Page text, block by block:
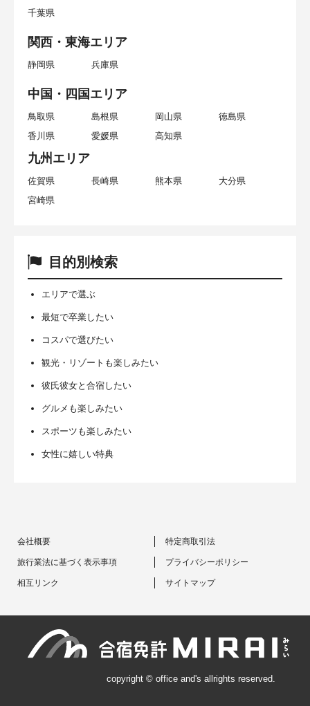
千葉県
関西・東海エリア
静岡県 兵庫県
中国・四国エリア
鳥取県 島根県 岡山県
徳島県
香川県
愛媛県 高知県
九州エリア
佐賀県 長崎県 熊本県
大分県
宮崎県
目的別検索
エリアで選ぶ
最短で卒業したい
コスパで選びたい
観光・リゾートも楽しみたい
彼氏彼女と合宿したい
グルメも楽しみたい
スポーツも楽しみたい
女性に嬉しい特典
会社概要 特定商取引法
旅行業法に基づく表示事項 プライバシーポリシー
相互リンク サイトマップ
copyright © office and's allrights reserved.